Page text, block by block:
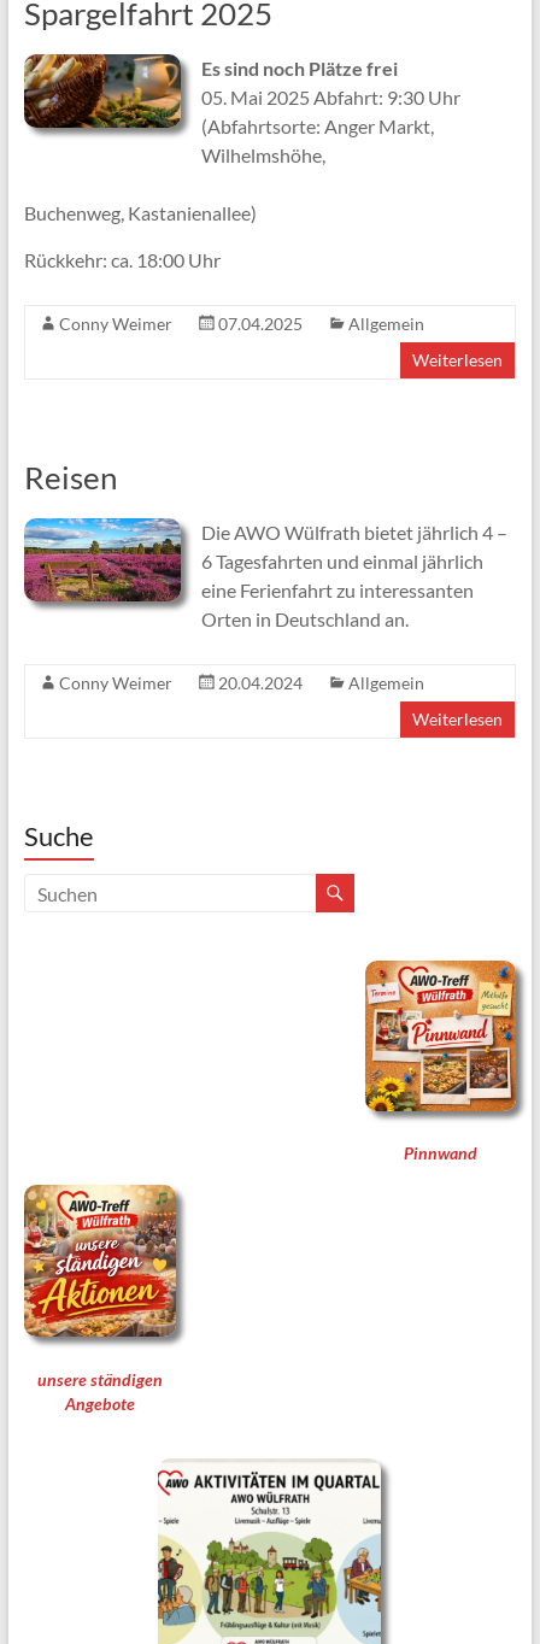
Spargelfahrt 2025
Es sind noch Plätze frei
05. Mai 2025 Abfahrt: 9:30 Uhr
(Abfahrtsorte: Anger Markt,
Wilhelmshöhe,
Buchenweg, Kastanienallee)
Rückkehr: ca. 18:00 Uhr
Conny Weimer 07.04.2025
Allgemein
Weiterlesen
Reisen
Die AWO Wülfrath bietet jährlich 4 –
6 Tagesfahrten und einmal jährlich
eine Ferienfahrt zu interessanten
Orten in Deutschland an.
Conny Weimer 20.04.2024
Allgemein
Weiterlesen
Suche
Pinnwand
unsere ständigen
Angebote